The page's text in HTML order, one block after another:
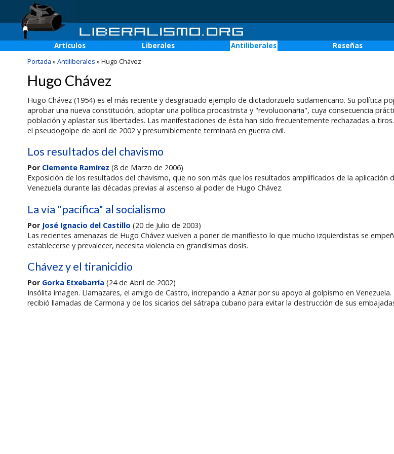
Artículos Liberales Antiliberales Reseñas
Portada »Antiliberales »Hugo Chávez
Hugo Chávez
Hugo Chávez (1954) es el más reciente y desgraciado ejemplo de dictadorzuelo sudamericano. Su política
aprobar una nueva constitución, adoptar una política procastrista y "revolucionaria", cuya consecuencia
población y aplastar sus libertades. Las manifestaciones de ésta han sido frecuentemente rechazadas a
el pseudogolpe de abril de 2002 y presumiblemente terminará en guerra civil.
Los resultados del chavismo
Por Clemente Ramírez (8 de Marzo de 2006)
Exposición de los resultados del chavismo, que no son más que los resultados amplificados de la aplicación
Venezuela durante las décadas previas al ascenso al poder de Hugo Chávez.
La vía "pacífica" al socialismo
Por José Ignacio del Castillo (20 de Julio de 2003)
Las recientes amenazas de Hugo Chávez vuelven a poner de manifiesto lo que mucho izquierdistas se
establecerse y prevalecer, necesita violencia en grandísimas dosis.
Chávez y el tiranicidio
Por Gorka Etxebarría (24 de Abril de 2002)
Insólita imagen. Llamazares, el amigo de Castro, increpando a Aznar por su apoyo al golpismo en
recibió llamadas de Carmona y de los sicarios del sátrapa cubano para evitar la destrucción de sus